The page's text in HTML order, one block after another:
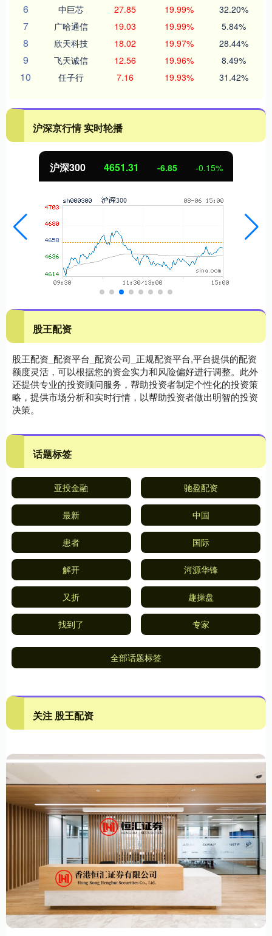
6 中巨芯 27.85 19.99% 32.20%
7 广哈通信 19.03 19.99% 5.84%
8 欣天科技 18.02 19.97% 28.44%
9 飞天诚信 12.56 19.96% 8.49%
10 任子行 7.16 19.93% 31.42%
沪深京行情 实时轮播
4651.31 -6.85 -0.15%
股王配资
股王配资_配资平台_配资公司_正规配资平台,平台提供的配资
额度灵活，可以根据您的资金实力和风险偏好进行调整。此外
还提供专业的投资顾问服务，帮助投资者制定个性化的投资策
略，提供市场分析和实时行情，以帮助投资者做出明智的投资
决策。
话题标签
亚投金融 驰盈配资
最新 中国
患者 国际
解开 河源华锋
又折 趣操盘
找到了 专家
全部话题标签
关注 股王配资